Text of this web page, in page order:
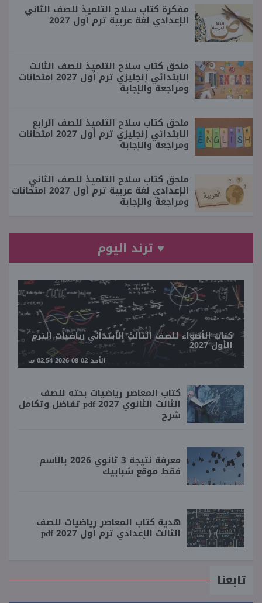
مفكرة كتاب سلاح التلميذ للصف الثاني
الإعدادي لغة عربية ترم أول 2027
ملحق كتاب سلاح التلميذ للصف الثالث
الابتدائي إنجليزي ترم أول 2027 امتحانات
ومراجعة والإجابة
ملحق كتاب سلاح التلميذ للصف الرابع
الابتدائي إنجليزي ترم أول 2027 امتحانات
ومراجعة والإجابة
ملحق كتاب سلاح التلميذ للصف الثاني
الإعدادي لغة عربية ترم أول 2027 امتحانات
ومراجعة والإجابة
♥ ترند اليوم
كتاب الأضواء للصف الثالث الابتدائي رياضيات الترم
الأول 2027
الأحد 02-08-2026 02:54 مـ
كتاب المعاصر رياضيات بحته للصف
الثالث الثانوي 2027 pdf تفاضل وتكامل
شرح
معرفة نتيجة 3 ثانوي 2026 بالاسم
فقط موقع شبابيك
هدية كتاب المعاصر رياضيات للصف
الثالث الإعدادي ترم أول 2027 pdf
تابعنا